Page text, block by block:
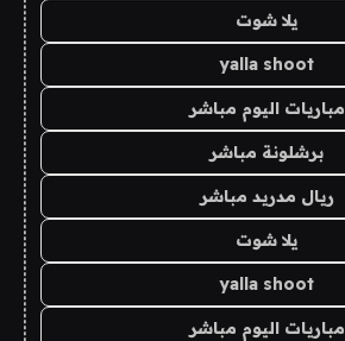
يلا شوت
yalla shoot
مباريات اليوم مباشر
برشلونة مباشر
ريال مدريد مباشر
يلا شوت
yalla shoot
مباريات اليوم مباشر